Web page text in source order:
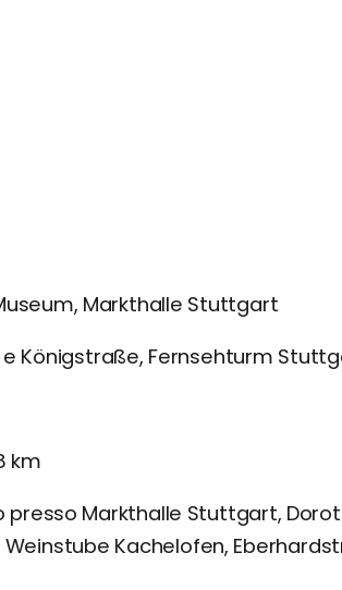
Markthalle Stuttgart
Königstraße, Fernsehturm
km
presso Markthalle Stuttgart,
Kachelofen,